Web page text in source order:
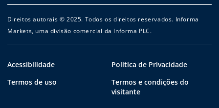
Direitos autorais © 2025. Todos os direitos reservados. Informa
Markets, uma divisão comercial da Informa PLC.
Acessibilidade
Política de Privacidade
Termos de uso
Termos e condições do
visitante